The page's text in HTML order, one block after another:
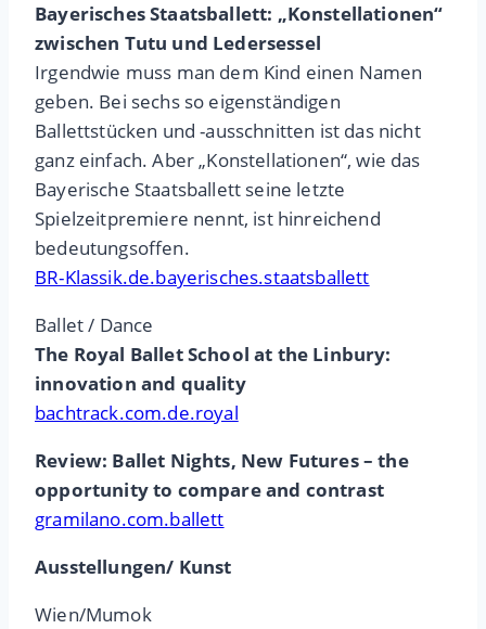
Bayerisches Staatsballett: „Konstellationen“
zwischen Tutu und Ledersessel
Irgendwie muss man dem Kind einen Namen
geben. Bei sechs so eigenständigen
Ballettstücken und -ausschnitten ist das nicht
ganz einfach. Aber „Konstellationen“, wie das
Bayerische Staatsballett seine letzte
Spielzeitpremiere nennt, ist hinreichend
bedeutungsoffen.
BR-Klassik.de.bayerisches.staatsballett
Ballet / Dance
The Royal Ballet School at the Linbury:
innovation and quality
bachtrack.com.de.royal
Review: Ballet Nights, New Futures – the
opportunity to compare and contrast
gramilano.com.ballett
Ausstellungen/ Kunst
Wien/Mumok